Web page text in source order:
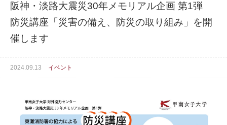
阪神・淡路大震災30年メモリアル企画 第1弾
防災講座「災害の備え、防災の取り組み」を開
催します
2024.09.13 イベント